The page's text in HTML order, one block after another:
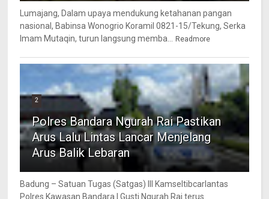
Lumajang, Dalam upaya mendukung ketahanan pangan
nasional, Babinsa Wonogrio Koramil 0821-15/Tekung, Serka
Imam Mutaqin, turun langsung memba...
Readmore
2
Polres Bandara Ngurah Rai Pastikan
Arus Lalu Lintas Lancar Menjelang
Arus Balik Lebaran
Badung – Satuan Tugas (Satgas) III Kamseltibcarlantas
Polres Kawasan Bandara I Gusti Ngurah Rai terus